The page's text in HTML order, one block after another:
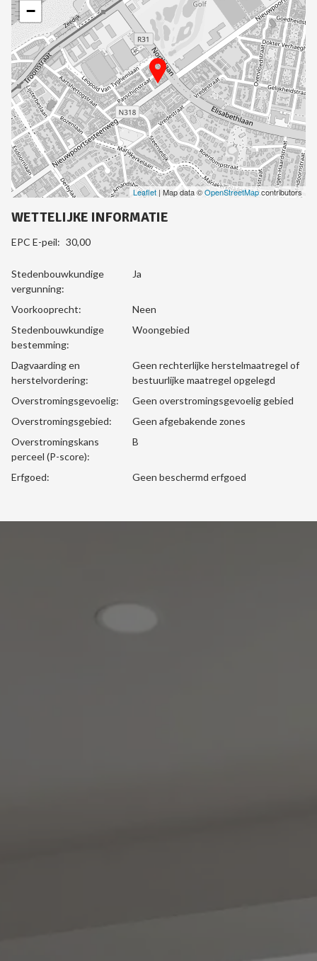
−
Leaflet | Map data ©OpenStreetMapcontributors
WETTELIJKE INFORMATIE
EPC E-peil: 30,00
Stedenbouwkundige
vergunning:
Ja
Voorkooprecht:
Neen
Stedenbouwkundige
bestemming:
Woongebied
Dagvaarding en
herstelvordering:
Geen rechterlijke herstelmaatregel of
bestuurlijke maatregel opgelegd
Overstromingsgevoelig:
Geen overstromingsgevoelig gebied
Overstromingsgebied:
Geen afgebakende zones
Overstromingskans
perceel (P-score):
B
Erfgoed: Geen beschermd erfgoed